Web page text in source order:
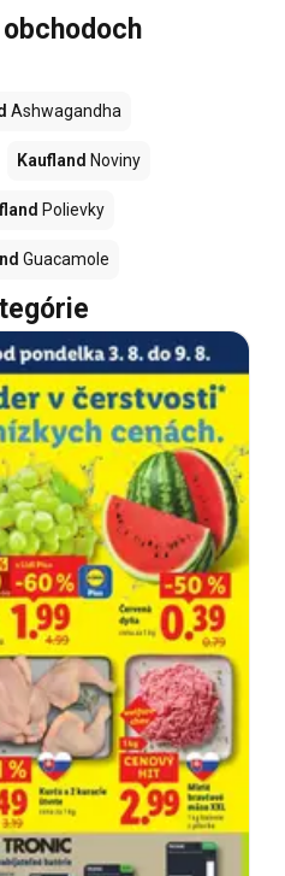
Ashwagandha
Kaufland Noviny
Polievky
Guacamole